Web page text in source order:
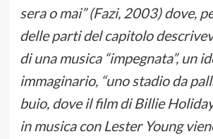
sera o mai” (Fazi, 2003) dove,
delle parti del capitolo
di una musica “impegnata”, un
immaginario, “uno stadio da
buio, dove il film di Billie
in musica con Lester Young